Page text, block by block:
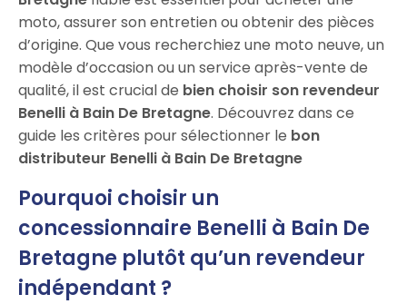
moto, assurer son entretien ou obtenir des pièces
d’origine. Que vous recherchiez une moto neuve, un
modèle d’occasion ou un service après-vente de
qualité, il est crucial de bien choisir son revendeur
Benelli à Bain De Bretagne. Découvrez dans ce
guide les critères pour sélectionner le bon
distributeur Benelli à Bain De Bretagne
Pourquoi choisir un
concessionnaire Benelli à Bain De
Bretagne plutôt qu’un revendeur
indépendant ?